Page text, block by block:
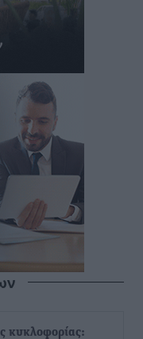
κυκλοφορίας: